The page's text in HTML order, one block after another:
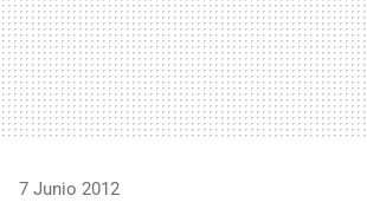
7 Junio 2012